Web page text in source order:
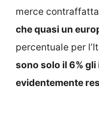
merce
che quasi un
percentuale per
sono solo il 6%
evidentemente